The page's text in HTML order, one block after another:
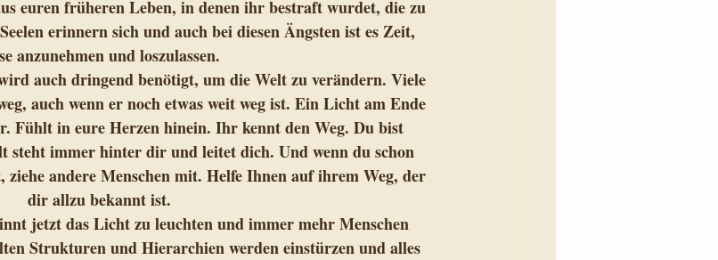
euren früheren Leben, in denen ihr bestraft wurdet, die zu
erinnern sich und auch bei diesen Ängsten ist es Zeit,
anzunehmen und loszulassen.
auch dringend benötigt, um die Welt zu verändern. Viele
auch wenn er noch etwas weit weg ist. Ein Licht am Ende
Fühlt in eure Herzen hinein. Ihr kennt den Weg. Du bist
steht immer hinter dir und leitet dich. Und wenn du schon
ziehe andere Menschen mit. Helfe Ihnen auf ihrem Weg, der
dir allzu bekannt ist.
jetzt das Licht zu leuchten und immer mehr Menschen
Strukturen und Hierarchien werden einstürzen und alles